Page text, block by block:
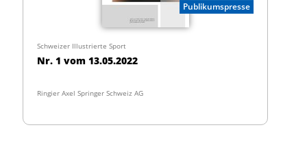
Publikumspresse
Schweizer Illustrierte Sport
Nr. 1 vom 13.05.2022
Ringier Axel Springer Schweiz AG